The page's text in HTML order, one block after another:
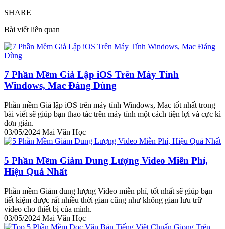
SHARE
Bài viết liên quan
7 Phần Mềm Giả Lập iOS Trên Máy Tính
Windows, Mac Đáng Dùng
Phần mềm Giả lập iOS trên máy tính Windows, Mac tốt nhất trong
bài viết sẽ giúp bạn thao tác trên máy tính một cách tiện lợi và cực kì
đơn giản.
03/05/2024 Mai Văn Học
5 Phần Mềm Giảm Dung Lượng Video Miễn Phí,
Hiệu Quả Nhất
Phần mềm Giảm dung lượng Video miễn phí, tốt nhất sẽ giúp bạn
tiết kiệm được rất nhiều thời gian cũng như không gian lưu trữ
video cho thiết bị của mình.
03/05/2024 Mai Văn Học